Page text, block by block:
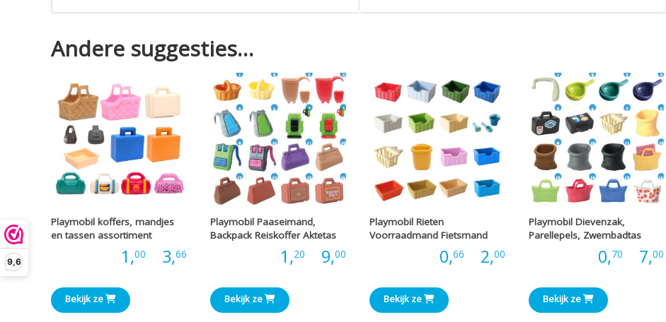
9,6
Andere suggesties…
Playmobil koffers, mandjes
en tassen assortiment
1,00 3,66Prijsklasse:
€1,00
Bekijk ze
Playmobil Paaseimand,
Backpack Reiskoffer Aktetas
1,20 9,00Prijsklasse:
€1,20
Bekijk ze
Playmobil Rieten
Voorraadmand Fietsmand
0,66 2,00Prijsklasse:
€0,66
Bekijk ze
Playmobil Dievenzak,
Parellepels, Zwembadtas
0,70 7,00
Bekijk ze